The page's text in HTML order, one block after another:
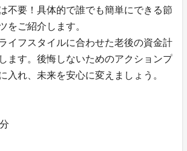
不要！具体的で誰でも簡単にできる節
をご紹介します。
イフスタイルに合わせた老後の資金計
ます。後悔しないためのアクションプ
入れ、未来を安心に変えましょう。